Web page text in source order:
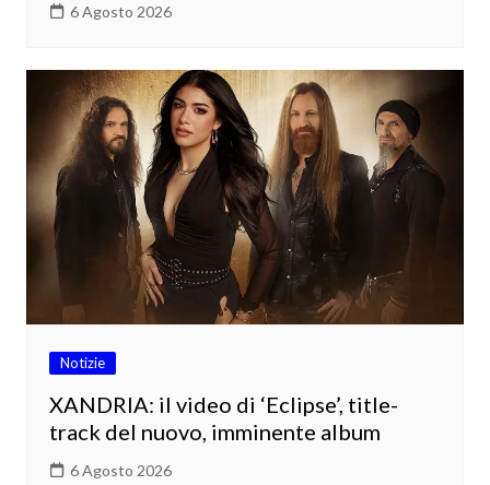
6 Agosto 2026
Notizie
XANDRIA: il video di ‘Eclipse’, title-
track del nuovo, imminente album
6 Agosto 2026